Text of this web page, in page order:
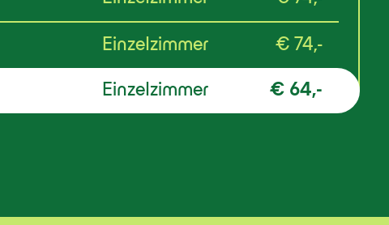
Einzelzimmer € 74,-
Einzelzimmer € 64,-